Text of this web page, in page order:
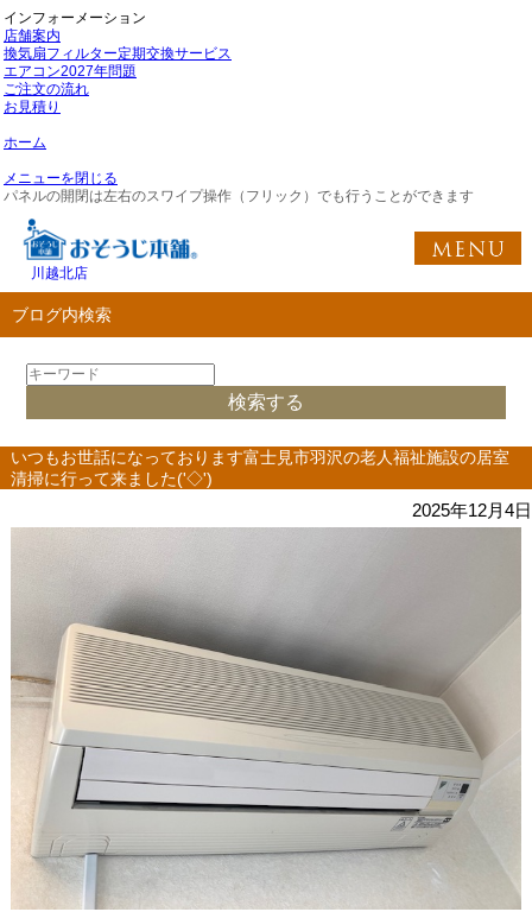
インフォーメーション
店舗案内
換気扇フィルター定期交換サービス
エアコン2027年問題
ご注文の流れ
お見積り
ホーム
メニューを閉じる
パネルの開閉は左右のスワイプ操作（フリック）でも行うことができます
川越北店
ブログ内検索
いつもお世話になっております富士見市羽沢の老人福祉施設の居室
清掃に行って来ました('◇')ゞ
2025年12月4日